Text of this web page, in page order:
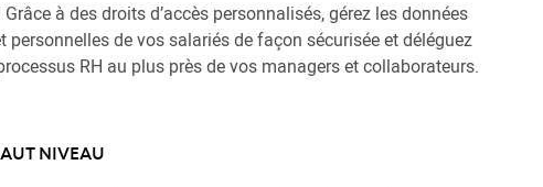
Grâce à des droits d’accès personnalisés, gérez les données
personnelles de vos salariés de façon sécurisée et déléguez
RH au plus près de vos managers et collaborateurs.
NIVEAU